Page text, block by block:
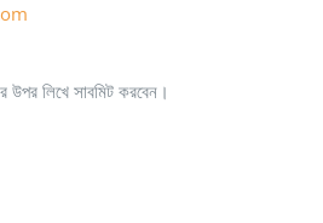
উপর লিখে সাবমিট করবেন।